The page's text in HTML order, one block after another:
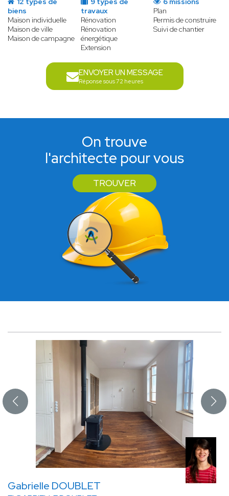
biens
Maison individuelle
Maison de ville
Maison de campagne
travaux
Rénovation
Rénovation
énergétique
Extension
Plan
Permis de construire
Suivi de chantier
ENVOYER UN MESSAGE
Réponse sous 72 heures
On trouve
l'architecte pour vous
TROUVER
Gabrielle DOUBLET